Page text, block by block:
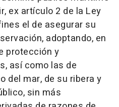
ex artículo 2 de la Ley
el de asegurar su
adoptando, en
protección y
así como las de
del mar, de su ribera y
sin más